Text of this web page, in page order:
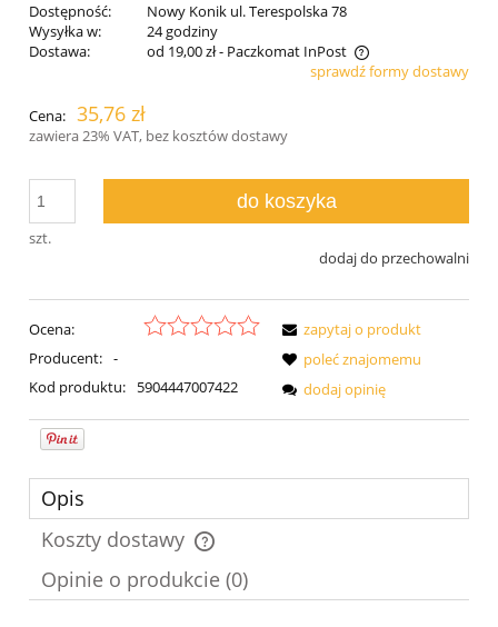
Dostępność:
Nowy Konik ul. Terespolska 78
Wysyłka w:
24 godziny
Dostawa:
od 19,00 zł- Paczkomat InPost
Cena nie zawiera ewentualnych kosztów płatnościsprawdź formy dostawy
Cena: 35,76 zł
zawiera 23% VAT, bez kosztów dostawy
szt.
do koszyka
dodaj do przechowalni
Ocena:
Producent: -
Kod produktu:
5904447007422
zapytaj o produkt
poleć znajomemu
dodaj opinię
Opis
Koszty dostawy
Cena nie zawiera ewentualnych kosztów płatności
Opinie o produkcie (0)